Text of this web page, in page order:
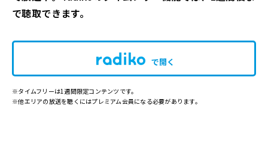
で聴取できます。
で開く
※タイムフリーは1週間限定コンテンツです。
※他エリアの放送を聴くにはプレミアム会員になる必要があります。